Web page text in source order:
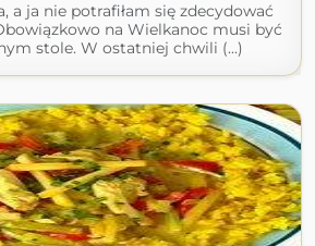
a ja nie potrafiłam się zdecydować
na Wielkanoc musi być
stole. W ostatniej chwili (...)